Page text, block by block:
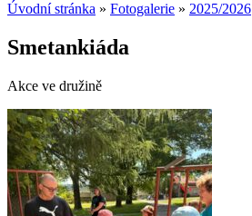
Úvodní stránka » Fotogalerie » 2025/2026
Smetankiáda
Akce ve družině